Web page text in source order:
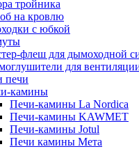
тройника
на кровлю
с юбкой
флеш для дымоходной
для
печи
камины
Печи-камины La Nordica
Печи-камины KAWMET
Печи-камины Jotul
Печи камины Мета